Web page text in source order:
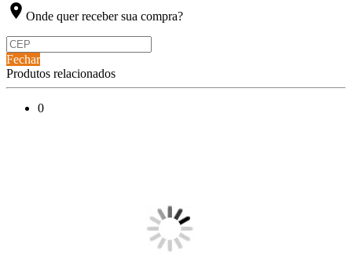
location_on Onde quer receber sua compra?
Fechar
Produtos relacionados
0